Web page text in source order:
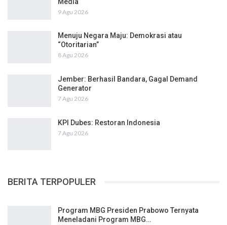
9 Agu 2026
Menuju Negara Maju: Demokrasi atau
“Otoritarian”
8 Agu 2026
Jember: Berhasil Bandara, Gagal Demand
Generator
7 Agu 2026
KPI Dubes: Restoran Indonesia
7 Agu 2026
BERITA TERPOPULER
Program MBG Presiden Prabowo Ternyata
Meneladani Program MBG…